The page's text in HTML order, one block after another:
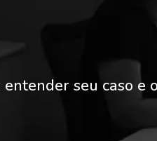
seu caso e